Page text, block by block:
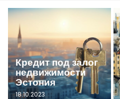
Кредит под залог
недвижимости
Эстония
18.10.2023